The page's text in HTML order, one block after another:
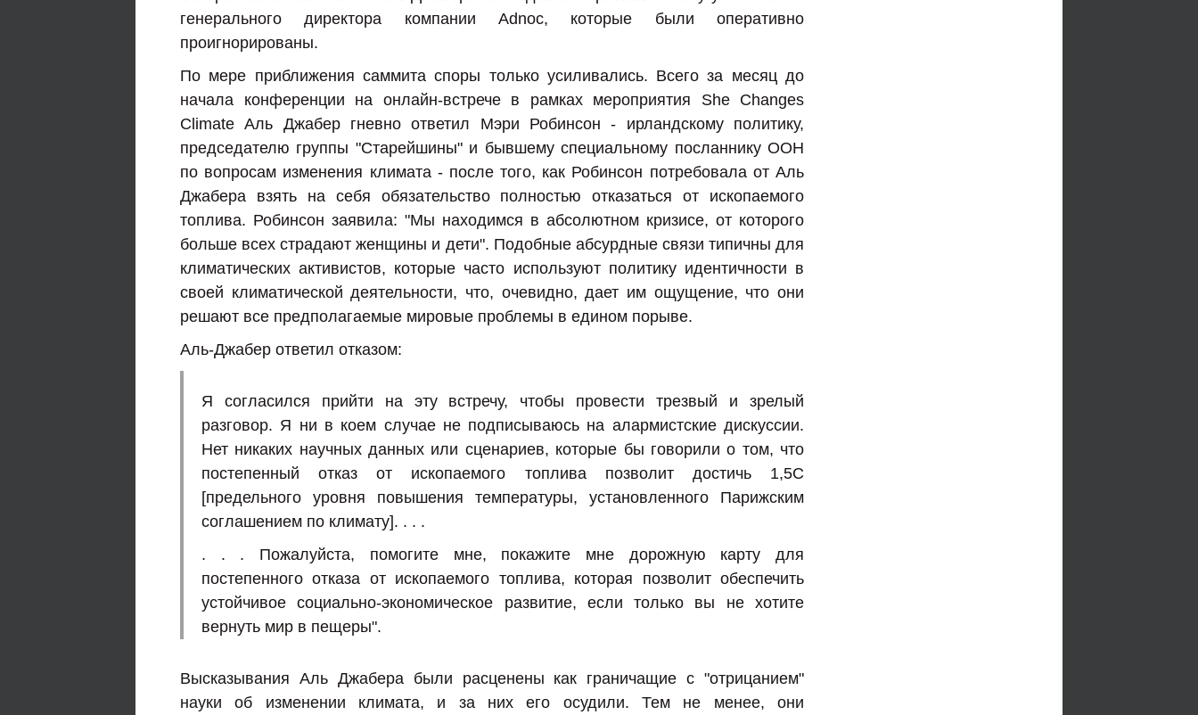
генерального директора компании Adnoc, которые были оперативно
проигнорированы.
По мере приближения саммита споры только усиливались. Всего за месяц до
начала конференции на онлайн-встрече в рамках мероприятия She Changes
Climate Аль Джабер гневно ответил Мэри Робинсон - ирландскому политику,
председателю группы "Старейшины" и бывшему специальному посланнику ООН
по вопросам изменения климата - после того, как Робинсон потребовала от Аль
Джабера взять на себя обязательство полностью отказаться от ископаемого
топлива. Робинсон заявила: "Мы находимся в абсолютном кризисе, от которого
больше всех страдают женщины и дети". Подобные абсурдные связи типичны для
климатических активистов, которые часто используют политику идентичности в
своей климатической деятельности, что, очевидно, дает им ощущение, что они
решают все предполагаемые мировые проблемы в едином порыве.
Аль-Джабер ответил отказом:
Я согласился прийти на эту встречу, чтобы провести трезвый и зрелый
разговор. Я ни в коем случае не подписываюсь на алармистские дискуссии.
Нет никаких научных данных или сценариев, которые бы говорили о том, что
постепенный отказ от ископаемого топлива позволит достичь 1,5C
[предельного уровня повышения температуры, установленного Парижским
соглашением по климату]. . . .
. . . Пожалуйста, помогите мне, покажите мне дорожную карту для
постепенного отказа от ископаемого топлива, которая позволит обеспечить
устойчивое социально-экономическое развитие, если только вы не хотите
вернуть мир в пещеры".
Высказывания Аль Джабера были расценены как граничащие с "отрицанием"
науки об изменении климата, и за них его осудили. Тем не менее, они